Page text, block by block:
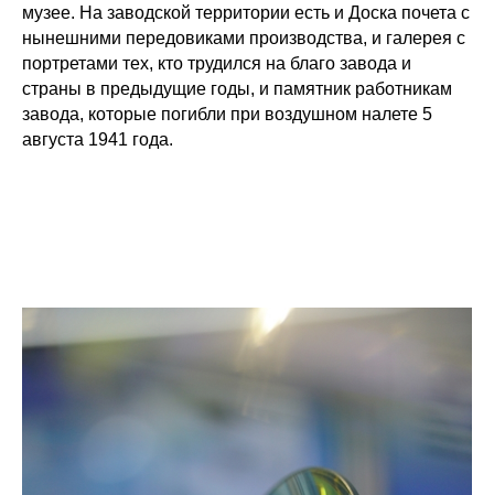
музее. На заводской территории есть и Доска почета с
нынешними передовиками производства, и галерея с
портретами тех, кто трудился на благо завода и
страны в предыдущие годы, и памятник работникам
завода, которые погибли при воздушном налете 5
августа 1941 года.